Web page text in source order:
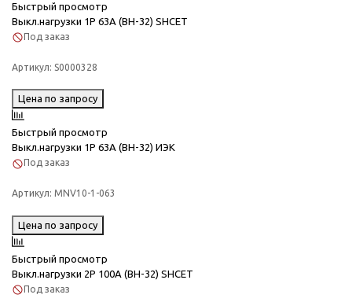
Быстрый просмотр
Выкл.нагрузки 1Р 63А (ВН-32) SHCET
Под заказ
Артикул: S0000328
Цена по запросу
Быстрый просмотр
Выкл.нагрузки 1Р 63А (ВН-32) ИЭК
Под заказ
Артикул: MNV10-1-063
Цена по запросу
Быстрый просмотр
Выкл.нагрузки 2Р 100А (ВН-32) SHCET
Под заказ